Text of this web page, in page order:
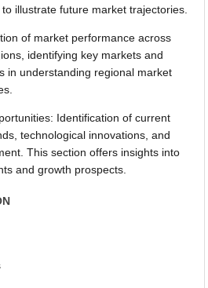
illustrate future market trajectories.
of market performance across
identifying key markets and
in understanding regional market
Identification of current
technological innovations, and
This section offers insights into
and growth prospects.